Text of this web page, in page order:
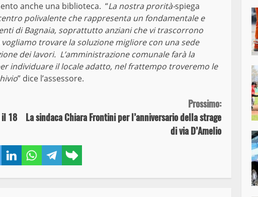
TwitterLinkedInWhatsAppTelegram
link
anche una biblioteca. “La nostra prorità-spiega
polivalente che rappresenta un fondamentale e
di Bagnaia, soprattutto anziani che vi trascorrono
trovare la soluzione migliore con una sede
dei lavori. L’amministrazione comunale farà la
individuare il locale adatto, nel frattempo troveremo le
” dice l’assessore.
il 18
Prossimo:
La sindaca Chiara Frontini per l’anniversario della strage
di via D’Amelio